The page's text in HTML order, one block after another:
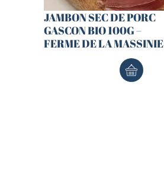
JAMBON SEC DE PORC
GASCON BIO 100G –
FERME DE LA MASSINIE